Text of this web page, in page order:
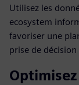
Utilisez les
ecosystem
favoriser une
prise de décision